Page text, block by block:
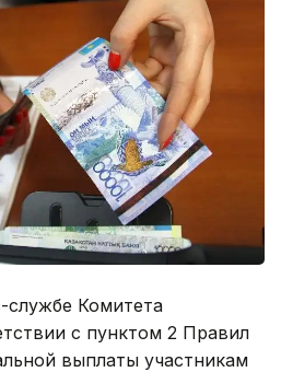
службе Комитета
с пунктом 2 Правил
выплаты участникам